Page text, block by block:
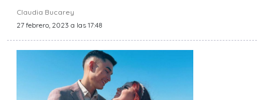
Claudia Bucarey
27 febrero, 2023 a las 17:48